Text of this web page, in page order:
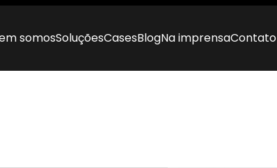
somosSoluçõesCasesBlogNa imprensaContato